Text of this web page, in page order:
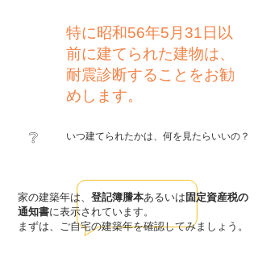
特に昭和56年5月31日以
前に建てられた建物は、
耐震診断することをお勧
めします。
​❔ ​いつ建てられたかは、何を見たらいいの？
家の建築年は、 登記簿謄本あるいは 固定資産税の
通知書に表示されています。
​まずは、ご自宅の建築年を確認してみましょう。